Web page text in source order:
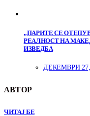
„ПАРИТЕ СЕ
РЕАЛНОСТ НА
ИЗВЕДБА
ДЕКЕМВРИ 27,
АВТОР
ЧИТАЈ БЕ